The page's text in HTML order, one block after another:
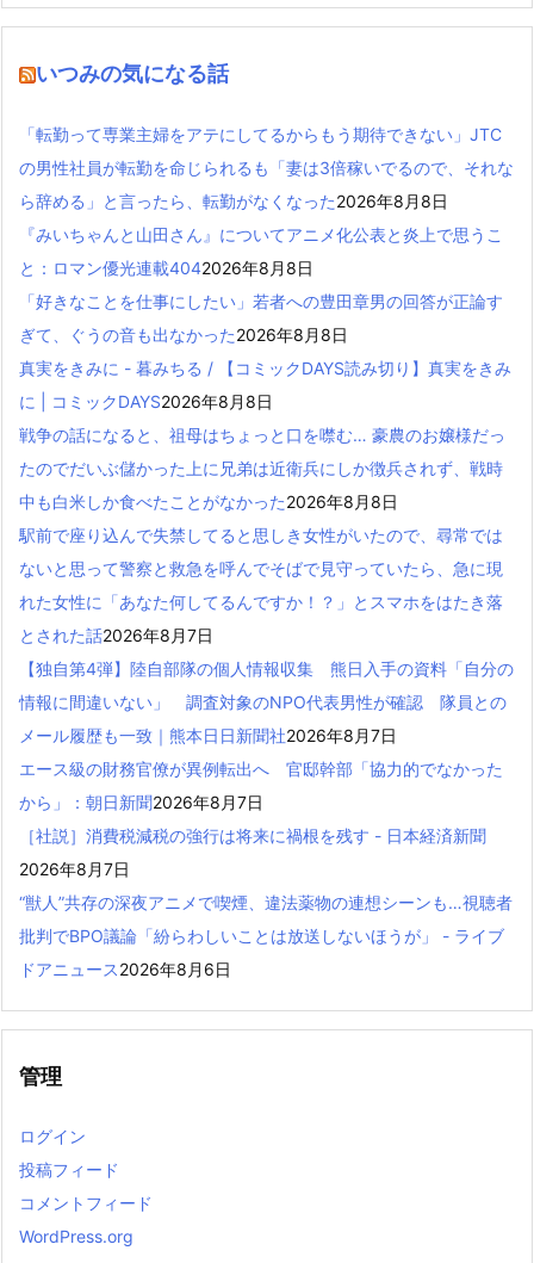
いつみの気になる話
「転勤って専業主婦をアテにしてるからもう期待できない」JTC
の男性社員が転勤を命じられるも「妻は3倍稼いでるので、それな
ら辞める」と言ったら、転勤がなくなった2026年8月8日
『みいちゃんと山田さん』についてアニメ化公表と炎上で思うこ
と：ロマン優光連載4042026年8月8日
「好きなことを仕事にしたい」若者への豊田章男の回答が正論す
ぎて、ぐうの音も出なかった2026年8月8日
真実をきみに - 暮みちる / 【コミックDAYS読み切り】真実をきみ
に | コミックDAYS2026年8月8日
戦争の話になると、祖母はちょっと口を噤む… 豪農のお嬢様だっ
たのでだいぶ儲かった上に兄弟は近衛兵にしか徴兵されず、戦時
中も白米しか食べたことがなかった2026年8月8日
駅前で座り込んで失禁してると思しき女性がいたので、尋常では
ないと思って警察と救急を呼んでそばで見守っていたら、急に現
れた女性に「あなた何してるんですか！？」とスマホをはたき落
とされた話2026年8月7日
【独自第4弾】陸自部隊の個人情報収集 熊日入手の資料「自分の
情報に間違いない」 調査対象のNPO代表男性が確認 隊員との
メール履歴も一致｜熊本日日新聞社2026年8月7日
エース級の財務官僚が異例転出へ 官邸幹部「協力的でなかった
から」：朝日新聞2026年8月7日
［社説］消費税減税の強行は将来に禍根を残す - 日本経済新聞
2026年8月7日
“獣人”共存の深夜アニメで喫煙、違法薬物の連想シーンも…視聴者
批判でBPO議論「紛らわしいことは放送しないほうが」 - ライブ
ドアニュース2026年8月6日
管理
ログイン
投稿フィード
コメントフィード
WordPress.org